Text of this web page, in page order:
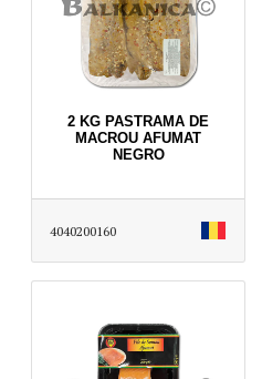
2 KG PASTRAMA DE
MACROU AFUMAT
NEGRO
4040200160